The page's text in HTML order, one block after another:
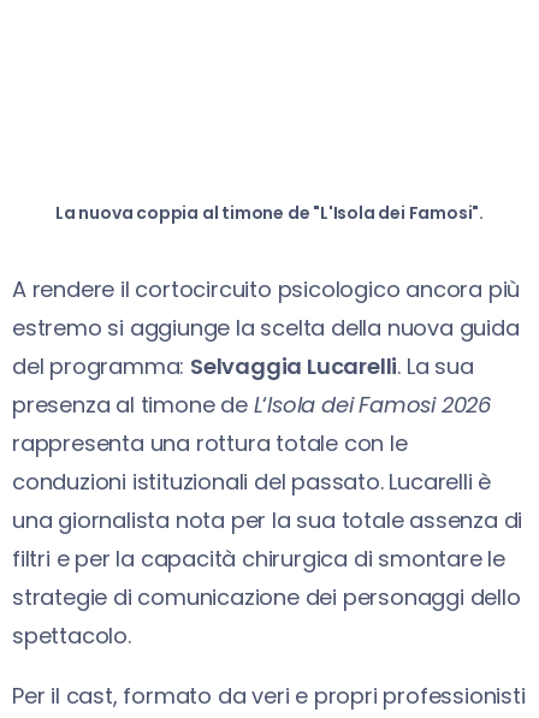
La nuova coppia al timone de "L'Isola dei Famosi".
A rendere il cortocircuito psicologico ancora più
estremo si aggiunge la scelta della nuova guida
del programma: Selvaggia Lucarelli. La sua
presenza al timone de L‘Isola dei Famosi 2026
rappresenta una rottura totale con le
conduzioni istituzionali del passato. Lucarelli è
una giornalista nota per la sua totale assenza di
filtri e per la capacità chirurgica di smontare le
strategie di comunicazione dei personaggi dello
spettacolo.
Per il cast, formato da veri e propri professionisti